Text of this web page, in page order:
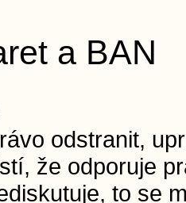
a BAN
odstranit,
že odporuje
to se